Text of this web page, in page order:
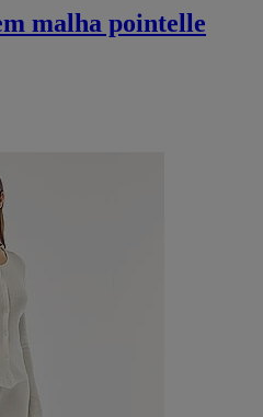
malha pointelle